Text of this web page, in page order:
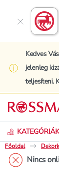
Kedves
jelenleg
teljesíteni.
KATEGÓRIÁK
Keresés
Főoldal
Nincs